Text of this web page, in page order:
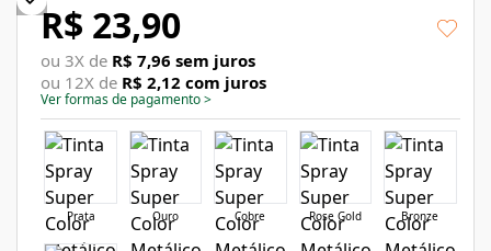
R$ 23,90
ou 3X de R$ 7,96 sem juros
ou 12X de R$ 2,12 com juros
Ver formas de pagamento>
Prata Ouro Cobre Rose Gold Bronze